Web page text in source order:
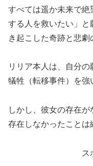
すべては遥か未来で
する人を救いたい」と
き起こした奇跡と悲劇
リリア本人は、自分
犠牲（転移事件）を強
しかし、彼女の存在
存在しなかったことは
ス